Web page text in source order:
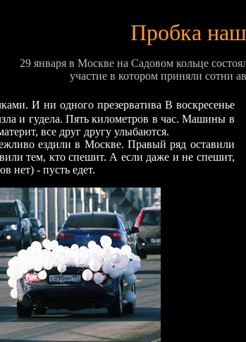
Пробка
29 января в Москве на Садовом кольце
участие в котором приняли сотни
И ни одного презерватива В воскресенье
и гудела. Пять километров в час. Машины в
все друг другу улыбаются.
ездили в Москве. Правый ряд оставили
тем, кто спешит. А если даже и не спешит,
нет) - пусть едет.